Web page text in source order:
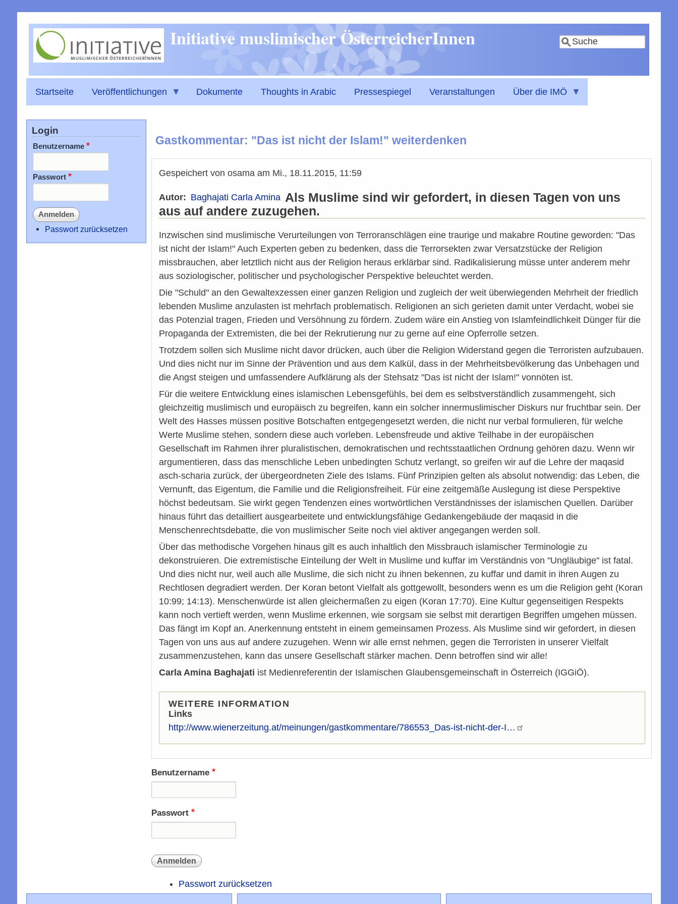
zum
Inhalt
Suche
Initiative muslimischer ÖsterreicherInnen
Startseite Veröffentlichungen Dokumente Thoughts in Arabic Pressespiegel Veranstaltungen Über die IMÖ
Gastkommentar: "Das ist nicht der Islam!" weiterdenken
Gespeichert von osama am Mi., 18.11.2015, 11:59
Autor Baghajati Carla Amina Als Muslime sind wir gefordert, in diesen Tagen von uns
aus auf andere zuzugehen.
Inzwischen sind muslimische Verurteilungen von Terroranschlägen eine traurige und makabre Routine geworden: "Das
ist nicht der Islam!" Auch Experten geben zu bedenken, dass die Terrorsekten zwar Versatzstücke der Religion
missbrauchen, aber letztlich nicht aus der Religion heraus erklärbar sind. Radikalisierung müsse unter anderem mehr
aus soziologischer, politischer und psychologischer Perspektive beleuchtet werden.
Die "Schuld" an den Gewaltexzessen einer ganzen Religion und zugleich der weit überwiegenden Mehrheit der friedlich
lebenden Muslime anzulasten ist mehrfach problematisch. Religionen an sich gerieten damit unter Verdacht, wobei sie
das Potenzial tragen, Frieden und Versöhnung zu fördern. Zudem wäre ein Anstieg von Islamfeindlichkeit Dünger für die
Propaganda der Extremisten, die bei der Rekrutierung nur zu gerne auf eine Opferrolle setzen.
Trotzdem sollen sich Muslime nicht davor drücken, auch über die Religion Widerstand gegen die Terroristen aufzubauen.
Und dies nicht nur im Sinne der Prävention und aus dem Kalkül, dass in der Mehrheitsbevölkerung das Unbehagen und
die Angst steigen und umfassendere Aufklärung als der Stehsatz "Das ist nicht der Islam!" vonnöten ist.
Für die weitere Entwicklung eines islamischen Lebensgefühls, bei dem es selbstverständlich zusammengeht, sich
gleichzeitig muslimisch und europäisch zu begreifen, kann ein solcher innermuslimischer Diskurs nur fruchtbar sein. Der
Welt des Hasses müssen positive Botschaften entgegengesetzt werden, die nicht nur verbal formulieren, für welche
Werte Muslime stehen, sondern diese auch vorleben. Lebensfreude und aktive Teilhabe in der europäischen
Gesellschaft im Rahmen ihrer pluralistischen, demokratischen und rechtsstaatlichen Ordnung gehören dazu. Wenn wir
argumentieren, dass das menschliche Leben unbedingten Schutz verlangt, so greifen wir auf die Lehre der maqasid
asch-scharia zurück, der übergeordneten Ziele des Islams. Fünf Prinzipien gelten als absolut notwendig: das Leben, die
Vernunft, das Eigentum, die Familie und die Religionsfreiheit. Für eine zeitgemäße Auslegung ist diese Perspektive
höchst bedeutsam. Sie wirkt gegen Tendenzen eines wortwörtlichen Verständnisses der islamischen Quellen. Darüber
hinaus führt das detailliert ausgearbeitete und entwicklungsfähige Gedankengebäude der maqasid in die
Menschenrechtsdebatte, die von muslimischer Seite noch viel aktiver angegangen werden soll.
Über das methodische Vorgehen hinaus gilt es auch inhaltlich den Missbrauch islamischer Terminologie zu
dekonstruieren. Die extremistische Einteilung der Welt in Muslime und kuffar im Verständnis von "Ungläubige" ist fatal.
Und dies nicht nur, weil auch alle Muslime, die sich nicht zu ihnen bekennen, zu kuffar und damit in ihren Augen zu
Rechtlosen degradiert werden. Der Koran betont Vielfalt als gottgewollt, besonders wenn es um die Religion geht (Koran
10:99; 14:13). Menschenwürde ist allen gleichermaßen zu eigen (Koran 17:70). Eine Kultur gegenseitigen Respekts
kann noch vertieft werden, wenn Muslime erkennen, wie sorgsam sie selbst mit derartigen Begriffen umgehen müssen.
Das fängt im Kopf an. Anerkennung entsteht in einem gemeinsamen Prozess. Als Muslime sind wir gefordert, in diesen
Tagen von uns aus auf andere zuzugehen. Wenn wir alle ernst nehmen, gegen die Terroristen in unserer Vielfalt
zusammenzustehen, kann das unsere Gesellschaft stärker machen. Denn betroffen sind wir alle!
Carla Amina Baghajati ist Medienreferentin der Islamischen Glaubensgemeinschaft in Österreich (IGGiÖ).
WEITERE INFORMATION
Links
http://www.wienerzeitung.at/meinungen/gastkommentare/786553_Das-ist-nicht-der-I…
Benutzername
Passwort
Passwort zurücksetzen
Login
Benutzername
Passwort
Passwort zurücksetzen